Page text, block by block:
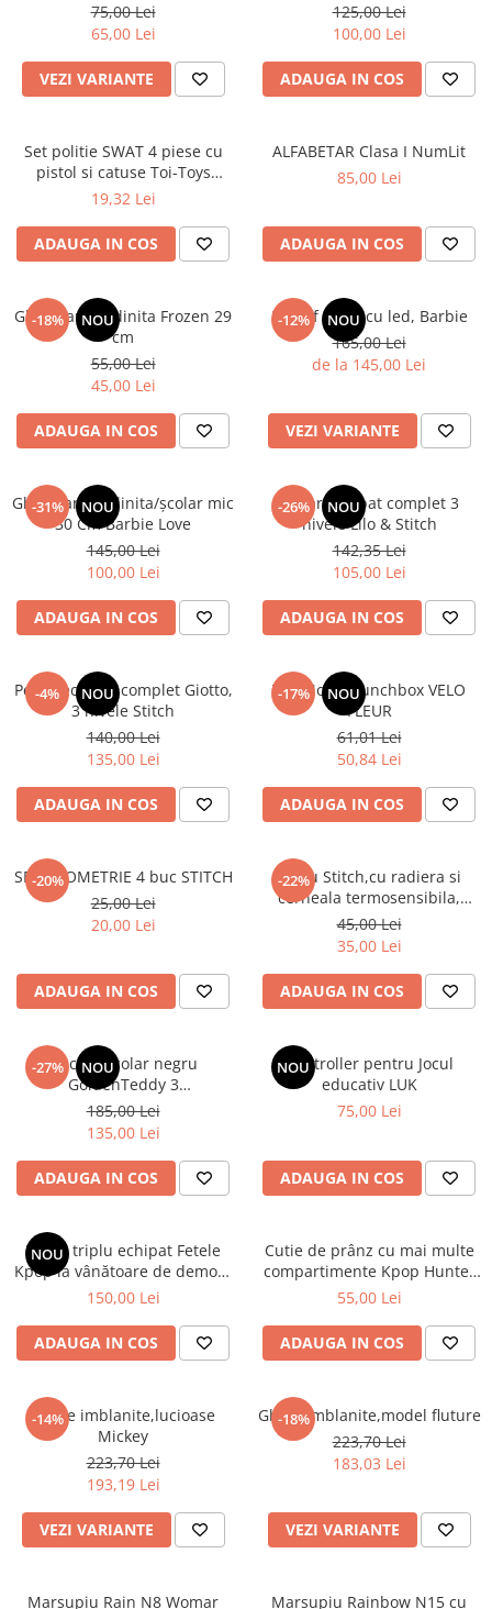
75,00 Lei
65,00 Lei
VEZI VARIANTE
125,00 Lei
100,00 Lei
ADAUGA IN COS
Set politie SWAT 4 piese cu
pistol si catuse Toi-Toys
TT14150A
19,32 Lei
ADAUGA IN COS
ALFABETAR Clasa I NumLit
85,00 Lei
ADAUGA IN COS
-18% NOU
Ghiozdan gradinita Frozen 29
cm
55,00 Lei
45,00 Lei
ADAUGA IN COS
-12% NOU
Pantof sport cu led, Barbie
165,00 Lei
de la 145,00 Lei
VEZI VARIANTE
-31% NOU
Ghiozdan gradinita/școlar mic
30 Cm Barbie Love
145,00 Lei
100,00 Lei
ADAUGA IN COS
-26% NOU
Penar echipat complet 3
nivele Lilo & Stitch
142,35 Lei
105,00 Lei
ADAUGA IN COS
-4% NOU
Penar echipat complet Giotto,
3 nivele Stitch
140,00 Lei
135,00 Lei
ADAUGA IN COS
-17% NOU
TOPModel Lunchbox VELO
FLEUR
61,01 Lei
50,84 Lei
ADAUGA IN COS
-20%
SET GEOMETRIE 4 buc STITCH
25,00 Lei
20,00 Lei
ADAUGA IN COS
-22%
Stilou Stitch,cu radiera si
cerneala termosensibila,
pastel
45,00 Lei
35,00 Lei
ADAUGA IN COS
-27% NOU
Rucsac școlar negru
GoldenTeddy 3
compartimente Astra
185,00 Lei
135,00 Lei
ADAUGA IN COS
NOU
Controller pentru Jocul
educativ LUK
75,00 Lei
ADAUGA IN COS
NOU
Penar triplu echipat Fetele
Kpop la vânătoare de demoni
Energy
150,00 Lei
ADAUGA IN COS
Cutie de prânz cu mai multe
compartimente Kpop Hunter
XL
55,00 Lei
ADAUGA IN COS
-14%
Ghete imblanite,lucioase
Mickey
223,70 Lei
193,19 Lei
VEZI VARIANTE
-18%
Ghete imblanite,model fluture
223,70 Lei
183,03 Lei
VEZI VARIANTE
Marsupiu Rain N8 Womar
Marsupiu Rainbow N15 cu